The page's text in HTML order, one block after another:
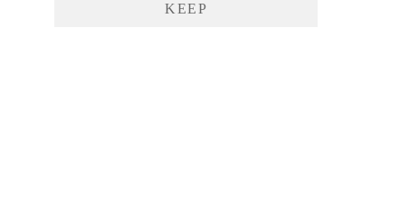
KEEP